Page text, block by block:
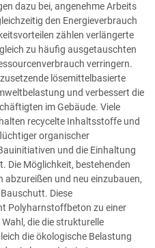
dazu bei, angenehme Arbeits
den Energieverbrauch
zählen verlängerte
zu häufig ausgetauschten
verringern.
lösemittelbasierte
und verbessert die
im Gebäude. Viele
recycelte Inhaltsstoffe und
organischer
und die Einhaltung
Die Möglichkeit, bestehenden
und neu einzubauen,
Diese
Polyharnstoffbeton zu einer
die die strukturelle
die ökologische Belastung